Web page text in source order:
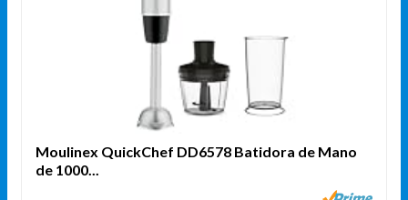
Moulinex QuickChef DD6578 Batidora de Mano
de 1000...